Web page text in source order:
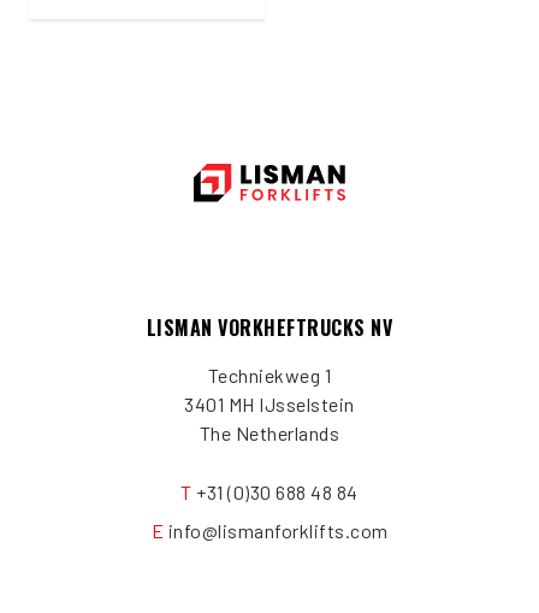
LISMAN VORKHEFTRUCKS NV
Techniekweg 1
3401 MH IJsselstein
The Netherlands
T +31 (0)30 688 48 84
E info@lismanforklifts.com